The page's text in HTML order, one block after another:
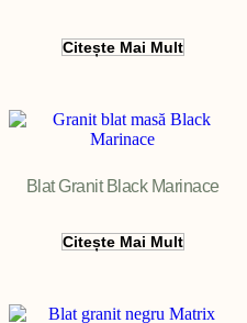
Citește Mai Mult
Blat Granit Black Marinace
Citește Mai Mult